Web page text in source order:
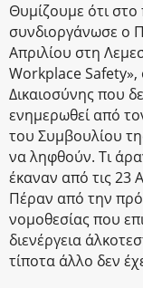
Θυμίζουμε ότι
συνδιοργάνωσε ο
Απριλίου στη
Workplace Safety»,
Δικαιοσύνης που
ενημερωθεί από
του Συμβουλίου
να ληφθούν. Τι
έκαναν από τις 23
Πέραν από την
νομοθεσίας που
διενέργεια
τίποτα άλλο δεν